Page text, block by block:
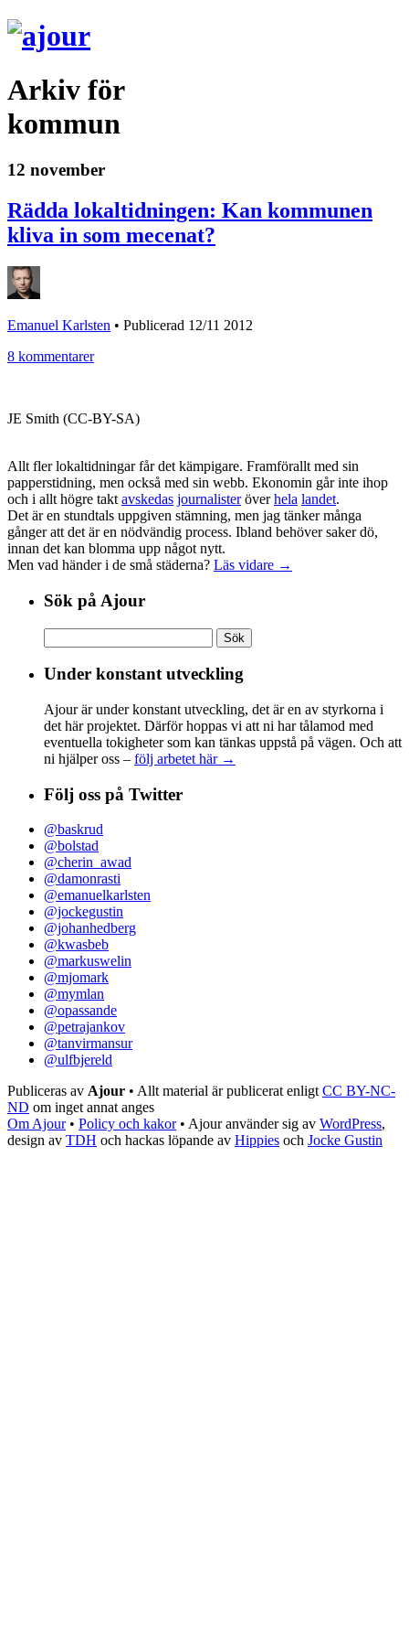
Arkiv för
kommun
12 november
Rädda lokaltidningen: Kan kommunen
kliva in som mecenat?
Emanuel Karlsten • Publicerad 12/11 2012
8 kommentarer
JE Smith (CC-BY-SA)
Allt fler lokaltidningar får det kämpigare. Framförallt med sin
papperstidning, men också med sin webb. Ekonomin går inte ihop
och i allt högre takt avskedas journalisteröverhela landet.
Det är en stundtals uppgiven stämning, men jag tänker många
gånger att det är en nödvändig process. Ibland behöver saker dö,
innan det kan blomma upp något nytt.
Men vad händer i de små städerna? Läs vidare →
Sök på Ajour
efter:
Under konstant utveckling
Ajour är under konstant utveckling, det är en av styrkorna i
det här projektet. Därför hoppas vi att ni har tålamod med
eventuella tokigheter som kan tänkas uppstå på vägen. Och att
ni hjälper oss – följ arbetet här →
Följ oss på Twitter
@baskrud
@bolstad
@cherin_awad
@damonrasti
@emanuelkarlsten
@jockegustin
@johanhedberg
@kwasbeb
@markuswelin
@mjomark
@mymlan
@opassande
@petrajankov
@tanvirmansur
@ulfbjereld
Publiceras av Ajour • Allt material är publicerat enligtCC BY-NC-
ND om inget annat anges
Om Ajour• Policy och kakor• Ajour använder sig av WordPress,
design av TDH och hackas löpande av Hippies och Jocke Gustin